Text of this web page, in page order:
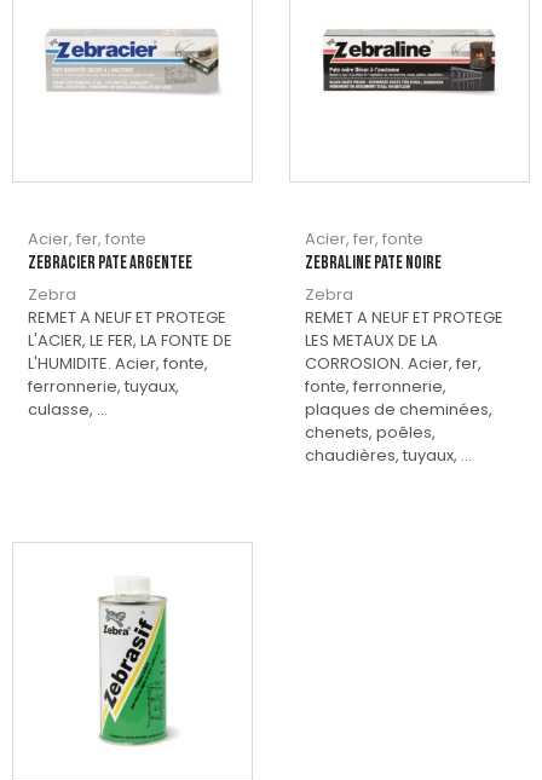
Acier, fer, fonte
ZEBRACIER PATE ARGENTEE
Zebra
REMET A NEUF ET PROTEGE
L'ACIER, LE FER, LA FONTE DE
L'HUMIDITE. Acier, fonte,
ferronnerie, tuyaux,
culasse, ...
Acier, fer, fonte
ZEBRALINE PATE NOIRE
Zebra
REMET A NEUF ET PROTEGE
LES METAUX DE LA
CORROSION. Acier, fer,
fonte, ferronnerie,
plaques de cheminées,
chenets, poêles,
chaudières, tuyaux, ...